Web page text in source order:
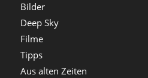
Bilder
Deep Sky
Filme
Tipps
Aus alten Zeiten